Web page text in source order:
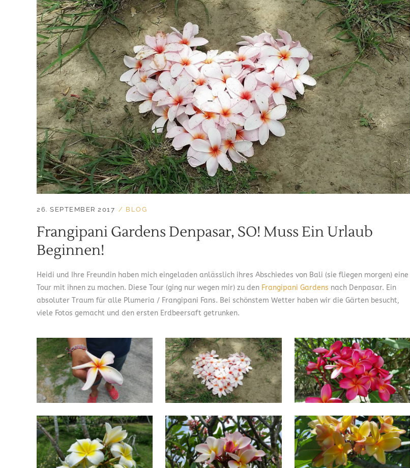
26. SEPTEMBER 2017 BLOG
Frangipani Gardens Denpasar, SO! Muss Ein Urlaub
Beginnen!
Heidi und Ihre Freundin haben mich eingeladen anlässlich ihres Abschiedes von Bali (sie fliegen morgen) eine
Tour mit ihnen zu machen. Diese Tour (ging nur wegen mir) zu den Frangipani Gardens nach Denpasar. Ein
absoluter Traum für alle Plumeria / Frangipani Fans. Bei schönstem Wetter haben wir die Gärten besucht,
viele Fotos gemacht und den ersten Erdbeersaft getrunken.